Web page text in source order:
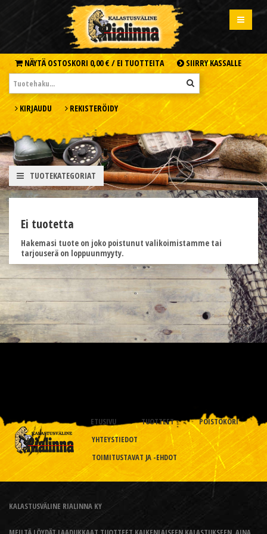
NÄYTÄ OSTOSKORI 0,00 € / EI TUOTTEITA SIIRRY KASSALLE
KIRJAUDU REKISTERÖIDY
TUOTEKATEGORIAT
Ei tuotetta
Hakemasi tuote on joko poistunut valikoimistamme tai
tarjouserä on loppuunmyyty.
ETUSIVU TUOTTEET
POISTOKORI
YHTEYSTIEDOT
TOIMITUSTAVAT JA -EHDOT
KALASTUSVÄLINE RIALINNA KY